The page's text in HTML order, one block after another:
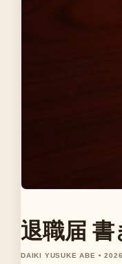
退職届
DAIKI YUSUKE ABE •